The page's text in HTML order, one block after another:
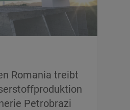
Romania treibt
Petrobrazi